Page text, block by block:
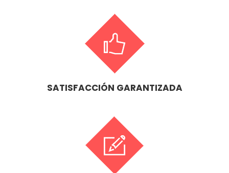
SATISFACCIÓN GARANTIZADA